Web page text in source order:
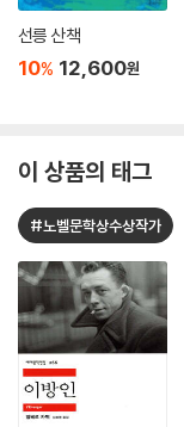
선릉 산책
10% 12,600원
이 상품의 태그
#노벨문학상수상작가